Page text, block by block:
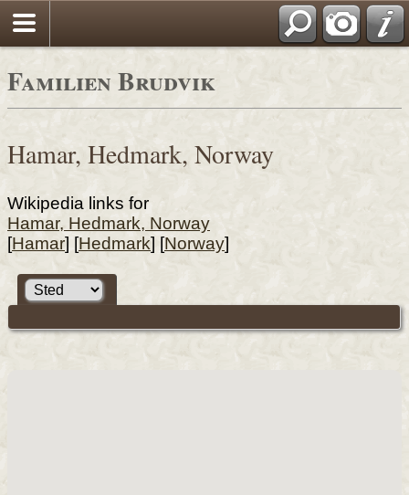
Familien Brudvik
Hamar, Hedmark, Norway
Wikipedia links for
Hamar, Hedmark, Norway
[Hamar] [Hedmark] [Norway]